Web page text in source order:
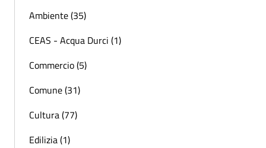
Ambiente (35)
CEAS - Acqua Durci (1)
Commercio (5)
Comune (31)
Cultura (77)
Edilizia (1)